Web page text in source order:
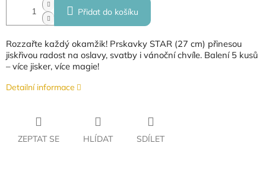
Přidat do košíku
Rozzařte každý okamžik! Prskavky STAR (27 cm) přinesou
jiskřivou radost na oslavy, svatby i vánoční chvíle. Balení 5 kusů
– více jisker, více magie!
Detailní informace
ZEPTAT SE HLÍDAT SDÍLET